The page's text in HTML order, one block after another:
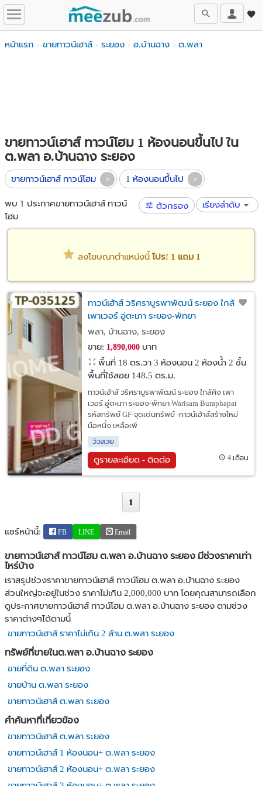
หน้าแรก ขายทาวน์เฮาส์ ระยอง อ.บ้านฉาง ต.พลา
ขายทาวน์เฮาส์ ทาวน์โฮม 1 ห้องนอนขึ้นไป ใน
ต.พลา อ.บ้านฉาง ระยอง
ขายทาวน์เฮาส์ ทาวน์โฮม 1 ห้องนอนขึ้นไป
พบ 1 ประกาศขายทาวน์เฮาส์ ทาวน์
โฮม
ตัวกรอง เรียงลำดับ
ลงโฆษณาตำแหน่งนี้ โปร! 1 แถม 1
ทาวน์เฮ้าส์ วริศราบูรพาพัฒน์ ระยอง ใกล้คิง
เพาเวอร์ อู่ตะเภา ระยอง-พัทยา
พลา, บ้านฉาง, ระยอง
ขาย: 1,890,000บาท
พื้นที่ 18 ตร.วา 3 ห้องนอน 2 ห้องน้ำ 2 ชั้น
พื้นที่ใช้สอย 148.5 ตร.ม.
ทาวน์เฮ้าส์ วริศราบูรพาพัฒน์ ระยอง ใกล้คิง เพา
เวอร์ อู่ตะเภา ระยอง-พัทยา Warisara Buraphapat
รหัสทรัพย์ GF-จุดเด่นทรัพย์ -ทาวน์เฮ้าส์สร้างใหม่
มือหนึ่ง เหลือเพี
วิวสวย
ดูรายละเอียด - ติดต่อ 4 เดือน
1
แชร์หน้านี้: FB LINE Email
ขายทาวน์เฮาส์ ทาวน์โฮม ต.พลา อ.บ้านฉาง ระยอง มีช่วงราคาเท่า
ไหร่บ้าง
เราสรุปช่วงราคาขายทาวน์เฮาส์ ทาวน์โฮม ต.พลา อ.บ้านฉาง ระยอง
ส่วนใหญ่จะอยู่ในช่วง ราคาไม่เกิน 2,000,000 บาท โดยคุณสามารถเลือก
ดูประกาศขายทาวน์เฮาส์ ทาวน์โฮม ต.พลา อ.บ้านฉาง ระยอง ตามช่วง
ราคาต่างๆได้ตามนี้
ขายทาวน์เฮาส์ ราคาไม่เกิน 2 ล้าน ต.พลา ระยอง
ทรัพย์ที่ขายในต.พลา อ.บ้านฉาง ระยอง
ขายที่ดิน ต.พลา ระยอง
ขายบ้าน ต.พลา ระยอง
ขายทาวน์เฮาส์ ต.พลา ระยอง
คำค้นหาที่เกี่ยวข้อง
ขายทาวน์เฮาส์ ต.พลา ระยอง
ขายทาวน์เฮาส์ 1 ห้องนอน+ ต.พลา ระยอง
ขายทาวน์เฮาส์ 2 ห้องนอน+ ต.พลา ระยอง